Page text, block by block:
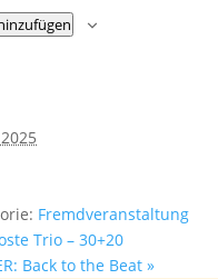
Fremdveranstaltung
Trio – 30+20
Back to the Beat »